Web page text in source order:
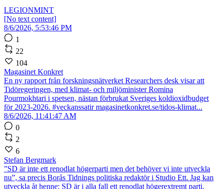
LEGIONMINT
[No text content]
8/6/2026, 5:53:46 PM
1
22
104
Magasinet Konkret
En ny rapport från forskningsnätverket Researchers desk visar att
Tidöregeringen, med klimat- och miljöminister Romina
Pourmokhtari i spetsen, nästan förbrukat Sveriges koldioxidbudget
för 2023-2026. #veckanssatir magasinetkonkret.se/tidos-klimat...
8/6/2026, 11:41:47 AM
0
2
6
Stefan Bergmark
”SD är inte ett renodlat högerparti men det behöver vi inte utveckla
nu”, sa precis Borås Tidnings politiska redaktör i Studio Ett. Jag kan
utveckla åt henne: SD är i alla fall ett renodlat högerextremt parti.